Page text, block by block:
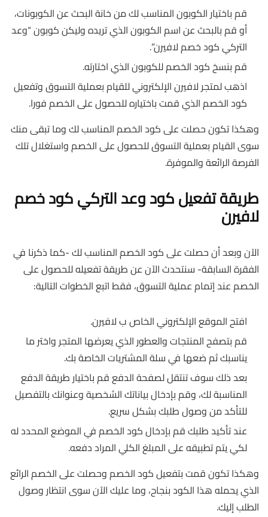
قم باختيار الكوبون المناسب لك من خانة البحث عن الكوبونات،
أو قم بالبحث عن اسم الكوبون الذي تريده وليكن كوبون “وعد
التركي كود خصم لافيرن”.
قم بنسخ كود الخصم للكوبون الذي اختارته.
اذهب لمتجر لافيرن الإلكتروني للقيام بعملية التسوق وتفعيل
كود الخصم الذي قمت باختياره للحصول على الخصم فورا.
وهكذا تكون حصلت على كود الخصم المناسب لك وما تبقى منك
سوى القيام بعملية التسوق للحصول على الخصم واستغلال تلك
الفرصة الرائعة والموفرة.
طريقة تفعيل كود وعد التركي كود خصم
لافيرن
الآن وبعد أن حصلت على كود الخصم المناسب لك -كما ذكرنا في
الفقرة السابقة- سنتحدث الآن عن طريقة تفعيله للحصول على
الخصم عند إتمام عملية التسوق، فقط اتبع الخطوات التالية:
افتح الموقع الإلكتروني الخاص ب لافيرن.
قم بتصفح المنتجات والعطور الذي يعرضها المتجر واختر ما
يناسبك ثم ضعها في سلة المشتريات الخاصة بك.
بعد ذلك سوف تنتقل لصفحة الدفع قم باختيار طريقة الدفع
المناسبة لك، وقم بإدخال بياناتك الشخصية وعنوانك بالتفصيل
للتأكد من وصول طلبك بشكل سريع.
عند تأكيد طلبك قم بإدخال كود الخصم في الموضع المحدد له
لكي يتم تطبيقه على المبلغ الكلي المراد دفعه.
وهكذا تكون قمت بتفعيل كود الخصم وحصلت على الخصم الرائع
الذي يحمله هذا الكود بنجاح، وما عليك الآن سوى انتظار وصول
الطلب إليك.